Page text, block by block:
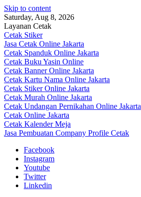
Skip to content
Saturday, Aug 8, 2026
Layanan Cetak
Cetak Stiker
Jasa Cetak Online Jakarta
Cetak Spanduk Online Jakarta
Cetak Buku Yasin Online
Cetak Banner Online Jakarta
Cetak Kartu Nama Online Jakarta
Cetak Stiker Online Jakarta
Cetak Murah Online Jakarta
Cetak Undangan Pernikahan Online Jakarta
Cetak Online Jakarta
Cetak Kalender Meja
Jasa Pembuatan Company Profile Cetak
Facebook
Instagram
Youtube
Twitter
Linkedin